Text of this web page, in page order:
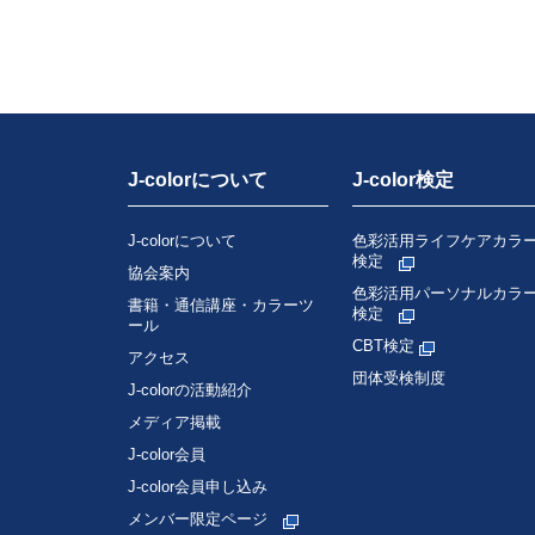
J-colorについて
J-colorについて
協会案内
書籍・通信講座・カラーツ
ール
アクセス
J-colorの活動紹介
メディア掲載
J-color会員
J-color会員申し込み
メンバー限定ページ
J-color検定
色彩活用ライフケアカラ
検定
色彩活用パーソナルカラ
検定
CBT検定
団体受検制度